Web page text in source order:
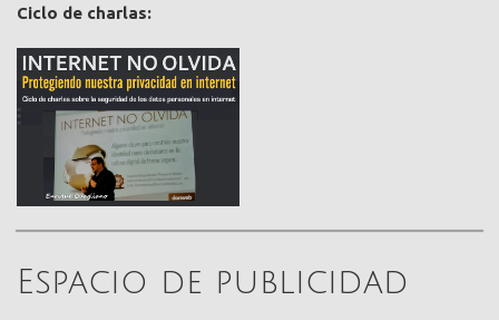
Ciclo de charlas:
Espacio de publicidad